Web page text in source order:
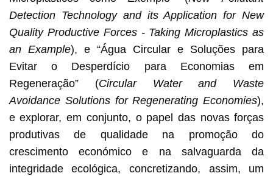
Detection Technology and its Application for New
Quality Productive Forces - Taking Microplastics as
an Example), e “Água Circular e Soluções para
Evitar o Desperdício para Economias em
Regeneração” (Circular Water and Waste
Avoidance Solutions for Regenerating Economies),
e explorar, em conjunto, o papel das novas forças
produtivas de qualidade na promoção do
crescimento económico e na salvaguarda da
integridade ecológica, concretizando, assim, um